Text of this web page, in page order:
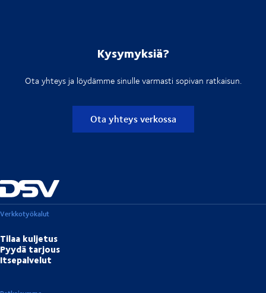
Kysymyksiä?
Ota yhteys ja löydämme sinulle varmasti sopivan ratkaisun.
Ota yhteys verkossa
Verkkotyökalut
Tilaa kuljetus
Pyydä tarjous
Itsepalvelut